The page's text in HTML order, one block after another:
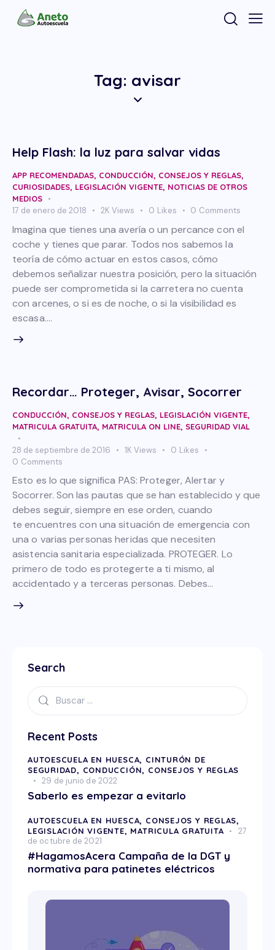
Tag: avisar
Help Flash: la luz para salvar vidas
APP RECOMENDADAS, CONDUCCIÓN, CONSEJOS Y REGLAS,
CURIOSIDADES, LEGISLACIÓN VIGENTE, NOTICIAS DE OTROS
MEDIOS
17 de enero de 2018 2K Views 0 Likes 0 Comments
Imagina que tienes una avería o un percance con el
coche y tienes que parar. Todos nos sabemos la
teoría de cómo actuar en estos casos, cómo
debemos señalizar nuestra posición, pero la situación
puede ser comprometida si la carretera no cuenta
con arcenes, o si es de noche, o si la visibilidad es
escasa.…
Recordar… Proteger, Avisar, Socorrer
CONDUCCIÓN, CONSEJOS Y REGLAS, LEGISLACIÓN VIGENTE,
MATRICULA GRATUITA, MATRICULA ON LINE, SEGURIDAD VIAL
28 de septiembre de 2016 1K Views 0 Likes
0 Comments
Esto es lo que significa PAS: Proteger, Alertar y
Socorrer. Son las pautas que se han establecido y que
debes seguir, siempre en ese orden, cuando
te encuentres con una situación de emergencia con
una o varias personas heridas que necesiten
asistencia sanitaria especializada. PROTEGER. Lo
primero de todo es protegerte a ti mismo, al
accidentado y a terceras personas. Debes…
Search
Recent Posts
AUTOESCUELA EN HUESCA, CINTURÓN DE
SEGURIDAD, CONDUCCIÓN, CONSEJOS Y REGLAS
29 de junio de 2022
Saberlo es empezar a evitarlo
AUTOESCUELA EN HUESCA, CONSEJOS Y REGLAS,
LEGISLACIÓN VIGENTE, MATRICULA GRATUITA
27
de octubre de 2021
#HagamosAcera Campaña de la DGT y
normativa para patinetes eléctricos